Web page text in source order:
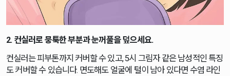
2. 컨실러로 뭉툭한 부분과 눈꺼풀을 덮으세요.
컨실러는 피부톤까지 커버할 수 있고, 5시 그림자 같은 남성적인 특징
도 커버할 수 있습니다. 면도해도 얼굴에 털이 남아 있다면 수염 라인